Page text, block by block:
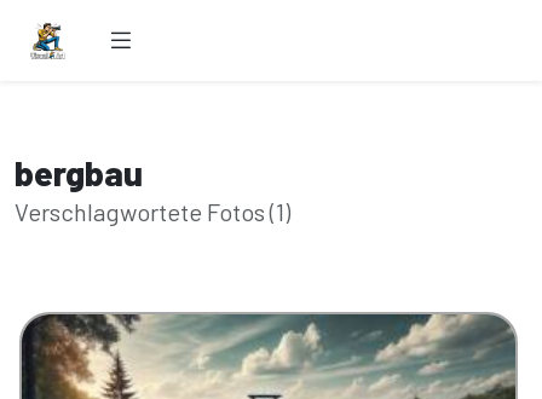
bergbau
Verschlagwortete Fotos (1)